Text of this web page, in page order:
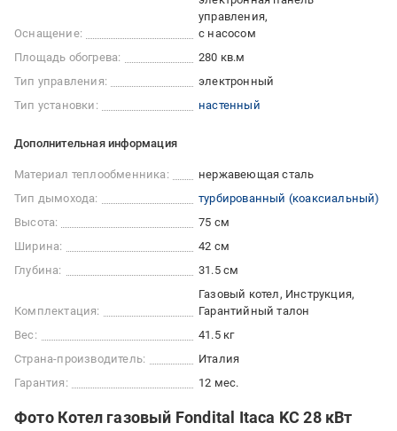
Оснащение:
управления
с насосом
Площадь обогрева:
280 кв.м
Тип управления:
электронный
Тип установки:
настенный
Дополнительная информация
Материал теплообменника:
нержавеющая сталь
Тип дымохода:
турбированный (коаксиальный)
Высота:
75 см
Ширина:
42 см
Глубина:
31.5 см
Комплектация:
Газовый котел, Инструкция,
Гарантийный талон
Вес:
41.5 кг
Страна-производитель:
Италия
Гарантия:
12 мес.
Фото Котел газовый Fondital Itaca KC 28 кВт